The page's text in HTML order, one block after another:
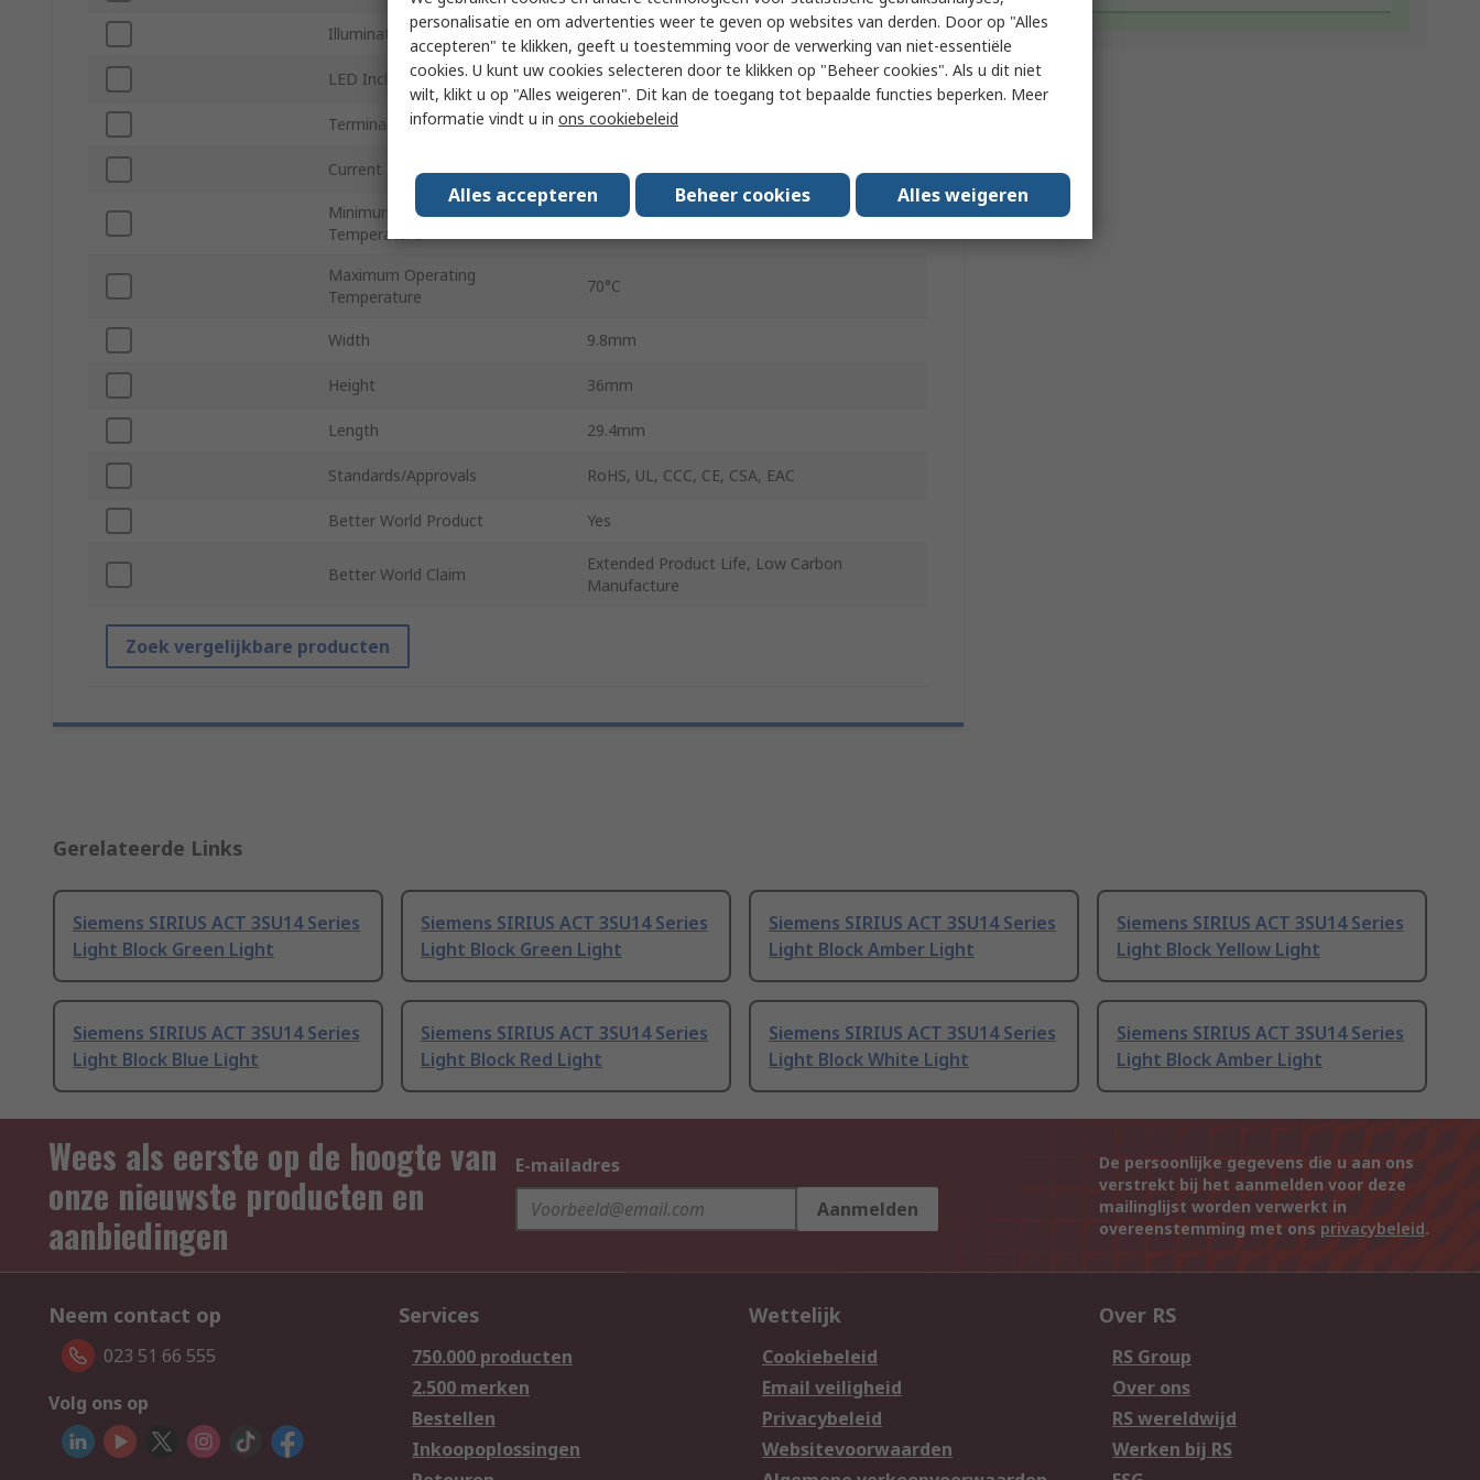
Illumination Type LED
LED Included Yes
Terminal Type Spring Loaded
Current Rating 20mA
Minimum Operating
Temperature
-25°C
Maximum Operating
Temperature
70°C
Width 9.8mm
Height 36mm
Length 29.4mm
Standards/Approvals RoHS, UL, CCC, CE, CSA, EAC
Better World Product Yes
Better World Claim
Extended Product Life, Low Carbon
Manufacture
Zoek vergelijkbare producten
Gerelateerde Links
Siemens SIRIUS ACT 3SU14 Series
Light Block Green Light
Siemens SIRIUS ACT 3SU14 Series
Light Block Green Light
Siemens SIRIUS ACT 3SU14 Series
Light Block Amber Light
Siemens SIRIUS ACT 3SU14 Series
Light Block Yellow Light
Siemens SIRIUS ACT 3SU14 Series
Light Block Blue Light
Siemens SIRIUS ACT 3SU14 Series
Light Block Red Light
Siemens SIRIUS ACT 3SU14 Series
Light Block White Light
Siemens SIRIUS ACT 3SU14 Series
Light Block Amber Light
Wees als eerste op de hoogte van
onze nieuwste producten en
aanbiedingen
E-mailadres
Aanmelden
De persoonlijke gegevens die u aan ons
verstrekt bij het aanmelden voor deze
mailinglijst worden verwerkt in
overeenstemming met ons privacybeleid.
Neem contact op
023 51 66 555
Volg ons op
Services
750.000 producten
2.500 merken
Bestellen
Inkoopoplossingen
Wettelijk
Cookiebeleid
Email veiligheid
Privacybeleid
Websitevoorwaarden
Over RS
RS Group
Over ons
RS wereldwijd
Werken bij RS
personalisatie en om advertenties weer te geven op websites van derden. Door op "Alles
accepteren" te klikken, geeft u toestemming voor de verwerking van niet-essentiële
cookies. U kunt uw cookies selecteren door te klikken op "Beheer cookies". Als u dit niet
wilt, klikt u op "Alles weigeren". Dit kan de toegang tot bepaalde functies beperken. Meer
informatie vindt u in ons cookiebeleid
Alles accepteren Beheer cookies Alles weigeren